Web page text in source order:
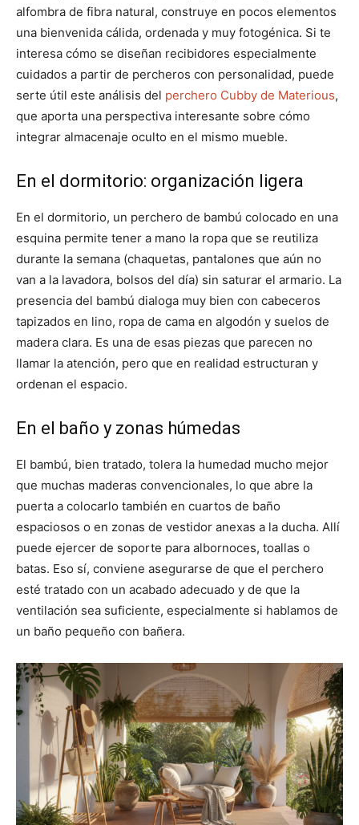
alfombra de fibra natural, construye en pocos elementos
una bienvenida cálida, ordenada y muy fotogénica. Si te
interesa cómo se diseñan recibidores especialmente
cuidados a partir de percheros con personalidad, puede
serte útil este análisis del perchero Cubby de Materious,
que aporta una perspectiva interesante sobre cómo
integrar almacenaje oculto en el mismo mueble.
En el dormitorio: organización ligera
En el dormitorio, un perchero de bambú colocado en una
esquina permite tener a mano la ropa que se reutiliza
durante la semana (chaquetas, pantalones que aún no
van a la lavadora, bolsos del día) sin saturar el armario. La
presencia del bambú dialoga muy bien con cabeceros
tapizados en lino, ropa de cama en algodón y suelos de
madera clara. Es una de esas piezas que parecen no
llamar la atención, pero que en realidad estructuran y
ordenan el espacio.
En el baño y zonas húmedas
El bambú, bien tratado, tolera la humedad mucho mejor
que muchas maderas convencionales, lo que abre la
puerta a colocarlo también en cuartos de baño
espaciosos o en zonas de vestidor anexas a la ducha. Allí
puede ejercer de soporte para albornoces, toallas o
batas. Eso sí, conviene asegurarse de que el perchero
esté tratado con un acabado adecuado y de que la
ventilación sea suficiente, especialmente si hablamos de
un baño pequeño con bañera.